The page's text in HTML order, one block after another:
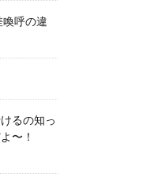
呼の違
るの知っ
〜！